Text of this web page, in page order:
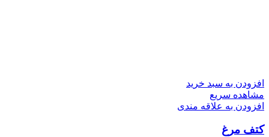
افزودن به سبد خرید
مشاهده سریع
افزودن به علاقه مندی
کتف مرغ